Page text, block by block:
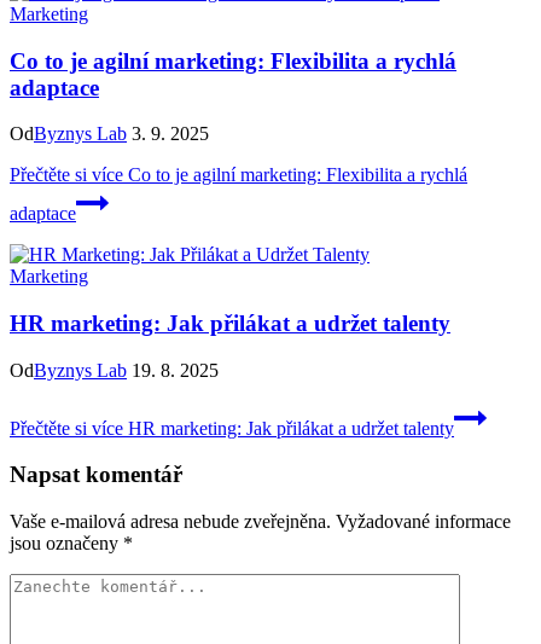
Marketing
Co to je agilní marketing: Flexibilita a rychlá
adaptace
OdByznys Lab 3. 9. 2025
Přečtěte si více Co to je agilní marketing: Flexibilita a rychlá
adaptace
Marketing
HR marketing: Jak přilákat a udržet talenty
OdByznys Lab 19. 8. 2025
Přečtěte si více HR marketing: Jak přilákat a udržet talenty
Napsat komentář
Vaše e-mailová adresa nebude zveřejněna. Vyžadované informace
jsou označeny *